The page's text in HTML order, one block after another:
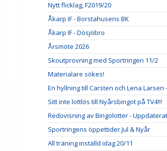
Nytt flicklag, F2019/20
Åkarp IF - Borstahusens BK
Åkarp IF - Dösjöbro
Årsmöte 2026
Skoutprovning med Sportringen 11/2
Materialare sökes!
En hyllning till Carsten och Lena Larsen
Sitt inte lottlös till Nyårsbingot på TV4!!!
Redovisning av Bingolotter -
Sportringens öppettider Jul & Nyår
All träning inställd idag 20/11